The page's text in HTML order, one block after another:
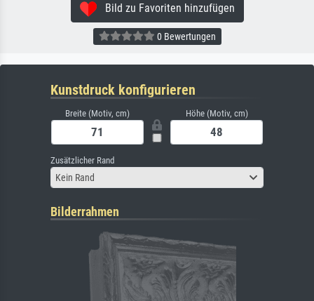
Bild zu Favoriten hinzufügen
0 Bewertungen
Kunstdruck konfigurieren
Breite (Motiv, cm) Höhe (Motiv, cm)
Zusätzlicher Rand
Kein Rand
Bilderrahmen